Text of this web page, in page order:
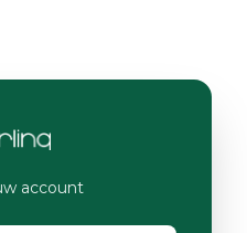
account